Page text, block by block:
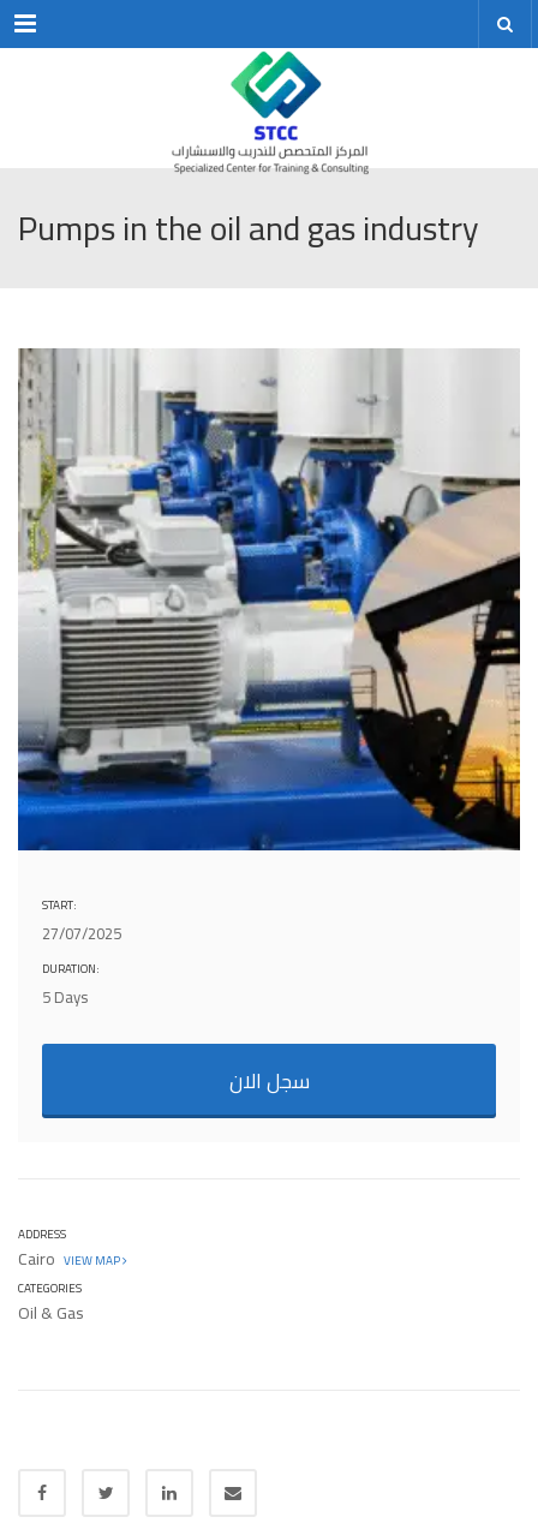
Menu
Pumps in the oil and gas industry
START:
27/07/2025
DURATION:
5 Days
سجل الان
ADDRESS
Cairo VIEW MAP
CATEGORIES
Oil & Gas